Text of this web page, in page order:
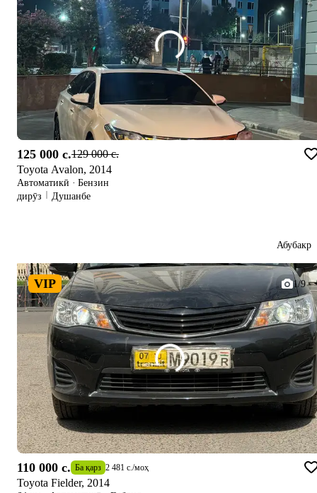
125 000 c.129 000 c.
Toyota Avalon, 2014
Автоматикӣ · Бензин
дирӯз
Душанбе
Абубакр
VIP 1/9
110 000 c. Ба қарз 2 481 c./моҳ
Toyota Fielder, 2014